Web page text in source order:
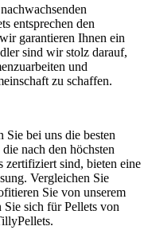
entsprechen den
garantieren Ihnen ein
sind wir stolz darauf,
und
zu schaffen.
Sie bei uns die besten
nach den höchsten
sind, bieten eine
Vergleichen Sie
Sie von unserem
Sie sich für Pellets von